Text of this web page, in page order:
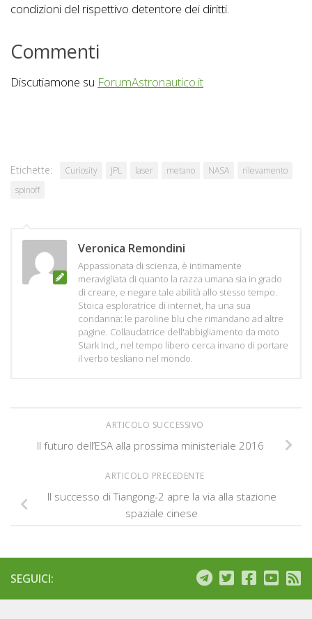
condizioni del rispettivo detentore dei diritti.
Commenti
Discutiamone su ForumAstronautico.it
Etichette: Curiosity JPL laser metano NASA
rilevamento
spinoff
Veronica Remondini
Appassionata di scienza, è intimamente
meravigliata di quanto la razza umana sia in grado
di creare, e negare tale abilità allo stesso tempo.
Stoica esploratrice di internet, ha una sua
condanna: le paroline blu che rimandano ad altre
pagine. Collaudatrice dell'abbigliamento da moto
Stark Ind., nel tempo libero cerca invano di portare
il verbo tesliano nel mondo.
ARTICOLO SUCCESSIVO
Il futuro dell’ESA alla prossima ministeriale 2016
ARTICOLO PRECEDENTE
Il successo di Tiangong-2 apre la via alla stazione
spaziale cinese
SEGUICI: